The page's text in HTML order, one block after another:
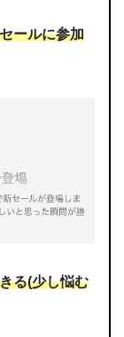
ールに参加
る(少し悩む